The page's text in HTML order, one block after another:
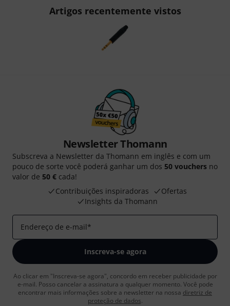
Artigos recentemente vistos
Newsletter Thomann
Subscreva a Newsletter da Thomann em inglês e com um
pouco de sorte você poderá ganhar um dos 50 vouchers no
valor de 50 € cada!
Contribuições inspiradoras
Ofertas
Insights da Thomann
Endereço de e-mail*
Inscreva-se agora
Ao clicar em "Inscreva-se agora", concordo em receber publicidade por
e-mail. Posso cancelar a assinatura a qualquer momento. Você pode
encontrar mais informações sobre a newsletter na nossa diretriz de
proteção de dados.